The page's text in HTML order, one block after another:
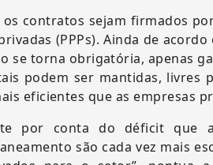
contratos sejam firmados
(PPPs). Ainda de
se torna obrigatória, apenas
podem ser mantidas, livres
eficientes que as empresas
por conta do déficit que
são cada vez mais